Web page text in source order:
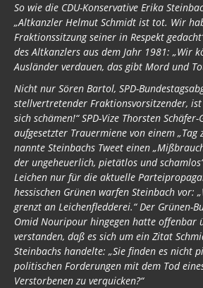
So wie die CDU-Konservative Erika
„Altkanzler Helmut Schmidt ist tot. Wir
Fraktionssitzung seiner in Respekt
des Altkanzlers aus dem Jahr 1981: „Wir
Ausländer verdauen, das gibt Mord und
Nicht nur Sören Bartol, SPD-
stellvertretender Fraktionsvorsitzender,
sich schämen!“ SPD-Vize Thorsten
aufgesetzter Trauermiene von einem „Tag
nannte Steinbachs Tweet einen
der ungeheuerlich, pietätlos und
Leichen nur für die aktuelle
hessischen Grünen warfen Steinbach vor:
grenzt an Leichenfledderei.“ Der Grünen-
Omid Nouripour hingegen hatte offenbar
verstanden, daß es sich um ein Zitat
Steinbachs handelte: „Sie finden es nicht
politischen Forderungen mit dem Tod
Verstorbenen zu verquicken?“